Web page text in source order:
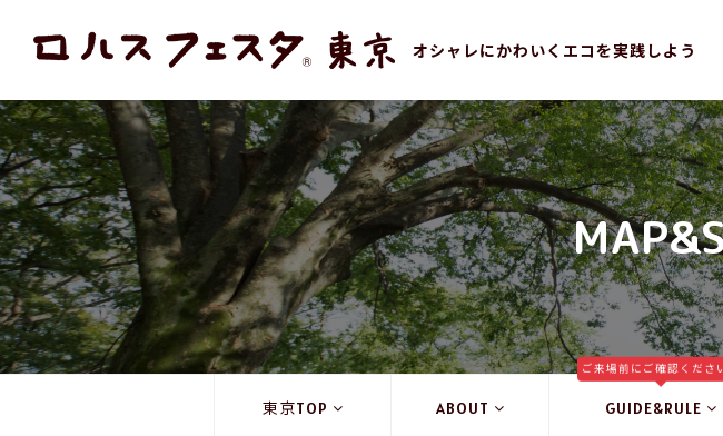
オシャレにかわいくエコを実践しよう
東京TOP ABOUT GUIDE&RULE
ご来場前にご確認くださ